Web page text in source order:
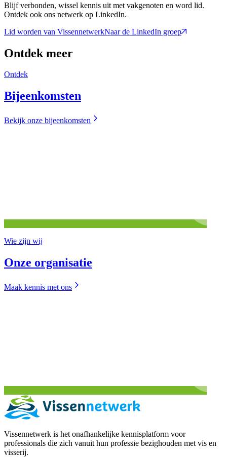
Blijf verbonden, wissel kennis uit met vakgenoten en word lid.
Ontdek ook ons netwerk op LinkedIn.
Lid worden van VissennetwerkNaar de LinkedIn groep
Ontdek meer
Ontdek
Bijeenkomsten
Bekijk onze bijeenkomsten
Wie zijn wij
Onze organisatie
Maak kennis met ons
Vissennetwerk is het onafhankelijke kennisplatform voor
professionals die zich vanuit hun professie bezighouden met vis en
visserij.